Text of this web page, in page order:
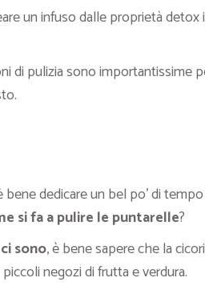
un infuso dalle proprietà detox
di pulizia sono importantissime
bene dedicare un bel po’ di tempo
si fa a pulire le puntarelle?
sono, è bene sapere che la
negozi di frutta e verdura.